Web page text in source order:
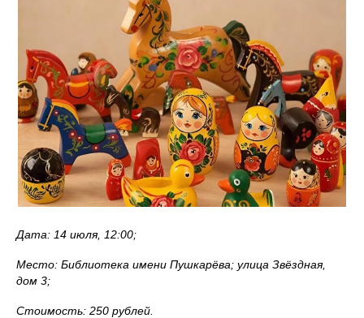
Дата: 14 июля, 12:00;
Место: Библиотека имени Пушкарёва; улица Звёздная,
дом 3;
Стоимость: 250 рублей.